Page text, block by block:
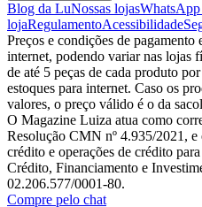
Blog da LuNossas lojas
lojaRegulamentoAcessibilidade
Preços e condições de
internet, podendo variar nas lojas
de até 5 peças de cada produto
estoques para internet. Caso os
valores, o preço válido é o da
O Magazine Luiza atua como
Resolução CMN nº 4.935/2021, e
crédito e operações de crédito
Crédito, Financiamento e
02.206.577/0001-80.
Compre pelo chat